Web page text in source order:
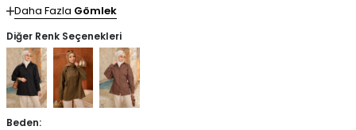
Daha Fazla Gömlek
Diğer Renk Seçenekleri
Beden: